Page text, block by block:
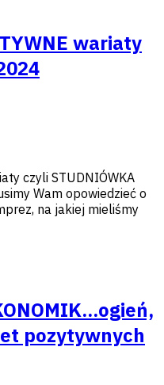
wariaty
czyli STUDNIÓWKA
Wam opowiedzieć o
na jakiej mieliśmy
pozytywnych